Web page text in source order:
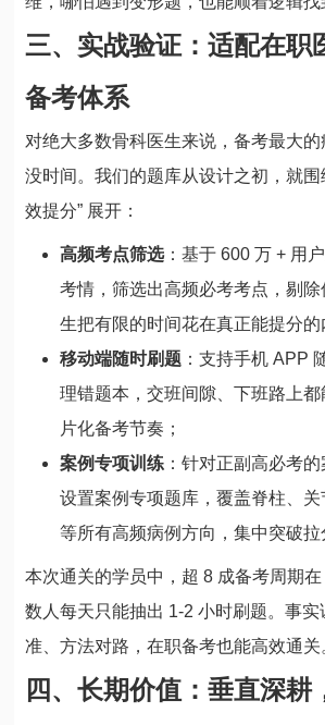
三、实战验证：适配在职
备考体系
对绝大多数骨科医生来说，备考最大
没时间。我们的题库从设计之初，就围
效提分” 展开：
高频考点筛选：基于 600 万 + 用
考情，筛选出高频必考考点，剔
生把有限的时间花在真正能提分的
移动端随时刷题 ：支持手机 APP
理错题本，交班间隙、下班路上
片化备考节奏；
案例专项训练 ：针对正副高必考
设置案例专项题库，覆盖脊柱、
等所有高频病例方向，集中突破拉
本次通关的学员中，超 8 成备考周期
数人每天只能抽出 1-2 小时刷题。事
准、方法对路，在职备考也能高效通关
四、长期价值：垂直深耕